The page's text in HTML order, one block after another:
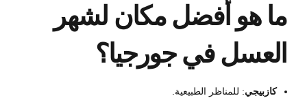
ما هو أفضل مكان لشهر
العسل في جورجيا؟
كازبيجي: للمناظر الطبيعية.